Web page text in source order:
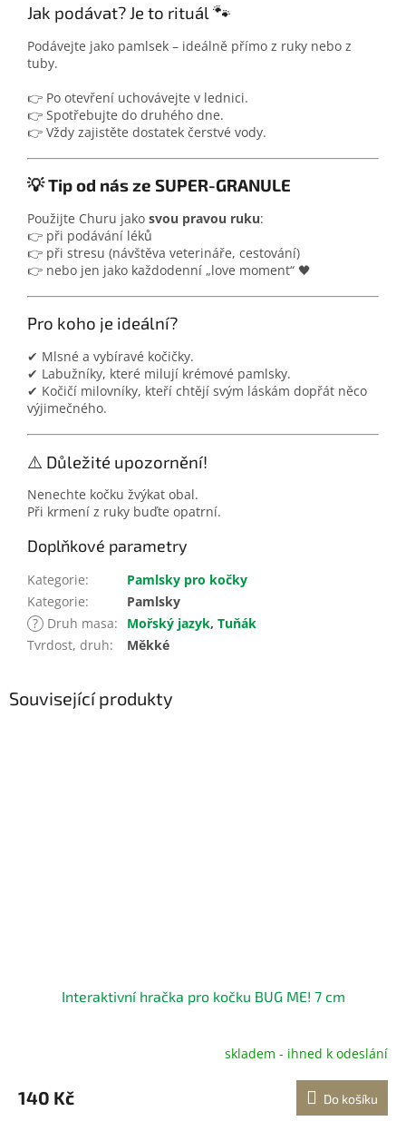
Jak podávat? Je to rituál 🐾
Podávejte jako pamlsek – ideálně přímo z ruky nebo z
tuby.
👉 Po otevření uchovávejte v lednici.
👉 Spotřebujte do druhého dne.
👉 Vždy zajistěte dostatek čerstvé vody.
💡 Tip od nás ze SUPER-GRANULE
Použijte Churu jako svou pravou ruku:
👉 při podávání léků
👉 při stresu (návštěva veterináře, cestování)
👉 nebo jen jako každodenní „love moment“ 🖤
Pro koho je ideální?
✔ Mlsné a vybíravé kočičky.
✔ Labužníky, které milují krémové pamlsky.
✔ Kočičí milovníky, kteří chtějí svým láskám dopřát něco
výjimečného.
⚠️ Důležité upozornění!
Nenechte kočku žvýkat obal.
Při krmení z ruky buďte opatrní.
Doplňkové parametry
Kategorie:
Pamlsky pro kočky
Kategorie:
Pamlsky
? Druh masa: Mořský jazyk, Tuňák
Tvrdost, druh: Měkké
Související produkty
Interaktivní hračka pro kočku BUG ME! 7 cm
skladem - ihned k odeslání
140 Kč Do košíku